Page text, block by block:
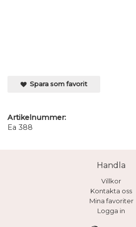
Spara som favorit
Artikelnummer:
Ea 388
Handla
Villkor
Kontakta oss
Mina favoriter
Logga in